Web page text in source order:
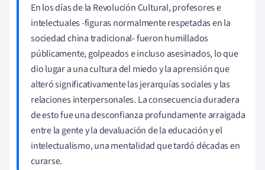
En los días de la Revolución Cultural, profesores e
intelectuales -figuras normalmente respetadas en la
sociedad china tradicional- fueron humillados
públicamente, golpeados e incluso asesinados, lo que
dio lugar a una cultura del miedo y la aprensión que
alteró significativamente las jerarquías sociales y las
relaciones interpersonales. La consecuencia duradera
de esto fue una desconfianza profundamente arraigada
entre la gente y la devaluación de la educación y el
intelectualismo, una mentalidad que tardó décadas en
curarse.